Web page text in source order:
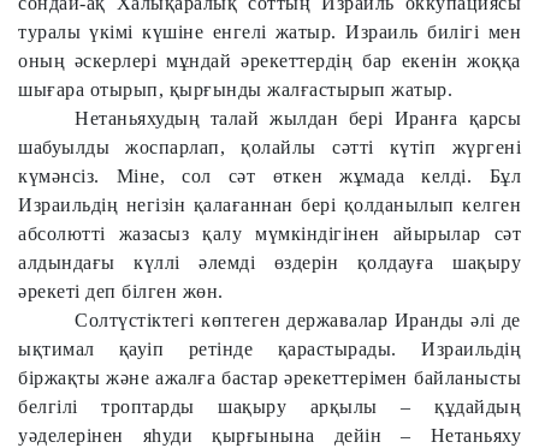
туралы үкімі күшіне енгелі жатыр. Израиль билігі мен
оның әскерлері мұндай әрекеттердің бар екенін жоққа
шығара отырып, қырғынды жалғастырып жатыр.
Нетаньяхудың талай жылдан бері Иранға қарсы
шабуылды жоспарлап, қолайлы сәтті күтіп жүргені
күмәнсіз. Міне, сол сәт өткен жұмада келді. Бұл
Израильдің негізін қалағаннан бері қолданылып келген
абсолютті жазасыз қалу мүмкіндігінен айырылар сәт
алдындағы күллі әлемді өздерін қолдауға шақыру
әрекеті деп білген жөн.
Солтүстіктегі көптеген державалар Иранды әлі де
ықтимал қауіп ретінде қарастырады. Израильдің
біржақты және ажалға бастар әрекеттерімен байланысты
белгілі троптарды шақыру арқылы – құдайдың
уәделерінен яһуди қырғынына дейін – Нетаньяху